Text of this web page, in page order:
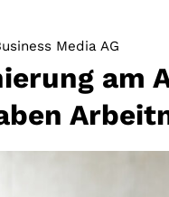
Media AG
am